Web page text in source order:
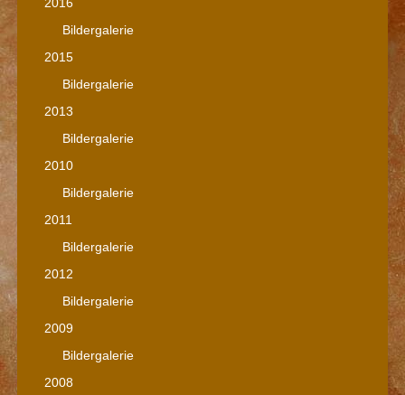
Bildergalerie
2015
Bildergalerie
2013
Bildergalerie
2010
Bildergalerie
2011
Bildergalerie
2012
Bildergalerie
2009
Bildergalerie
2008